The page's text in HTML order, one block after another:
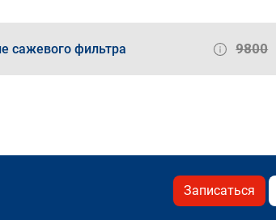
сажевого фильтра 9800
Записаться